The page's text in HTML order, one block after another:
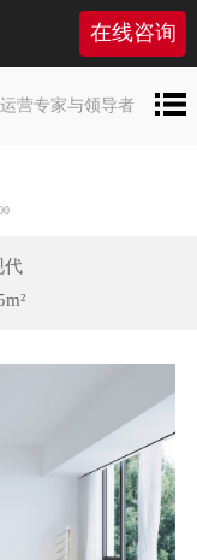
在线咨询
营专家与领导者
代